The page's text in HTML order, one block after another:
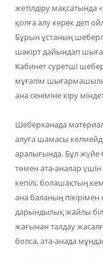
жетілдіру
қолға алу керек деп
Бұрын ұстаның
шәкірт дайындап
Кабинет суретші
мұғалім
ана сеніміне кіру
Шеберханада
алуға шамасы
аралығында. Бұл жүйе
төмен ата-аналар
кепілі, болашақтың
ана баланың
дарындылық жайлы
жағынан талдау
болса, ата-анада